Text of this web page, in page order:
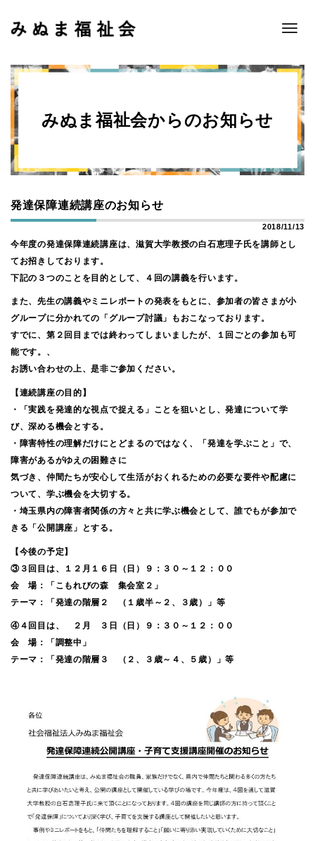
Toggle
みぬま福祉会からのお知らせ
発達保障連続講座のお知らせ
2018/11/13
今年度の発達保障連続講座は、滋賀大学教授の白石恵理子氏を講師とし
てお招きしております。
下記の３つのことを目的として、４回の講義を行います。
また、先生の講義やミニレポートの発表をもとに、参加者の皆さまが小
グループに分かれての「グループ討議」もおこなっております。
すでに、第２回目までは終わってしまいましたが、１回ごとの参加も可
能です。、
お誘い合わせの上、是非ご参加ください。
【連続講座の目的】
・「実践を発達的な視点で捉える」ことを狙いとし、発達について学
び、深める機会とする。
・障害特性の理解だけにとどまるのではなく、「発達を学ぶこと」で、
障害があるがゆえの困難さに
気づき、仲間たちが安心して生活がおくれるための必要な要件や配慮に
ついて、学ぶ機会を大切する。
・埼玉県内の障害者関係の方々と共に学ぶ機会として、誰でもが参加で
きる「公開講座」とする。
【今後の予定】
③３回目は、１２月１６日（日）９：３０～１２：００
会 場：「こもれびの森 集会室２」
テーマ：「発達の階層２ （１歳半～２、３歳）」等
④４回目は、 ２月 ３日（日）９：３０～１２：００
会 場：「調整中」
テーマ：「発達の階層３ （２、３歳～４、５歳）」等